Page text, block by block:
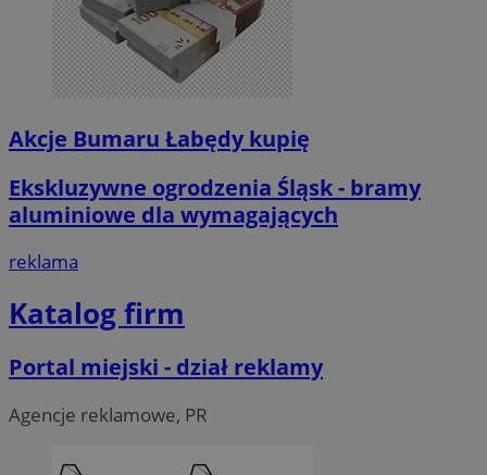
Akcje Bumaru Łabędy kupię
Ekskluzywne ogrodzenia Śląsk - bramy
aluminiowe dla wymagających
reklama
Katalog firm
Portal miejski - dział reklamy
Agencje reklamowe, PR